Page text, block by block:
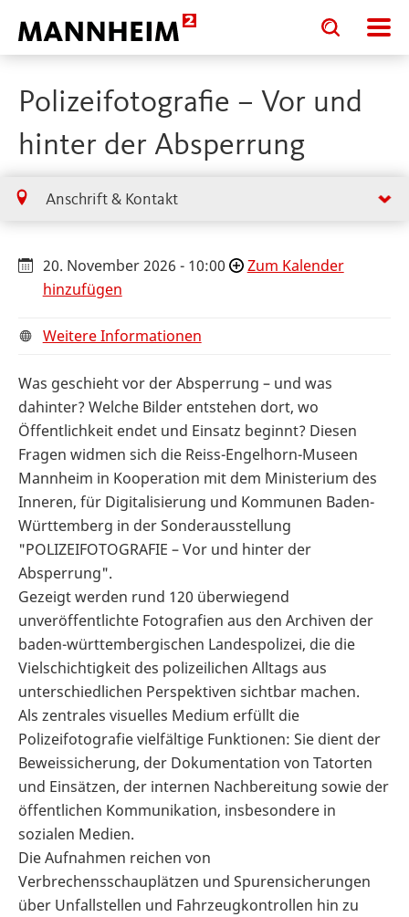
Toggle
search
input
Toggle
search
input
Polizeifotografie – Vor und
hinter der Absperrung
Anschrift & Kontakt
20. November 2026 - 10:00
Zum Kalender
hinzufügen
Weitere Informationen
Was geschieht vor der Absperrung – und was
dahinter? Welche Bilder entstehen dort, wo
Öffentlichkeit endet und Einsatz beginnt? Diesen
Fragen widmen sich die Reiss-Engelhorn-Museen
Mannheim in Kooperation mit dem Ministerium des
Inneren, für Digitalisierung und Kommunen Baden-
Württemberg in der Sonderausstellung
"POLIZEIFOTOGRAFIE – Vor und hinter der
Absperrung".
Gezeigt werden rund 120 überwiegend
unveröffentlichte Fotografien aus den Archiven der
baden-württembergischen Landespolizei, die die
Vielschichtigkeit des polizeilichen Alltags aus
unterschiedlichen Perspektiven sichtbar machen.
Als zentrales visuelles Medium erfüllt die
Polizeifotografie vielfältige Funktionen: Sie dient der
Beweissicherung, der Dokumentation von Tatorten
und Einsätzen, der internen Nachbereitung sowie der
öffentlichen Kommunikation, insbesondere in
sozialen Medien.
Die Aufnahmen reichen von
Verbrechensschauplätzen und Spurensicherungen
über Unfallstellen und Fahrzeugkontrollen hin zu